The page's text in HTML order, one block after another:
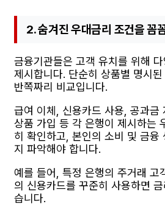
2. 숨겨진 우대금리 조건을 꼼
금융기관들은 고객 유치를 위해
제시합니다. 단순히 상품별 명시
반쪽짜리 비교입니다.
급여 이체, 신용카드 사용, 공과금
상품 가입 등 각 은행이 제시하는
히 확인하고, 본인의 소비 및 금융
지 파악해야 합니다.
예를 들어, 특정 은행의 주거래 고
의 신용카드를 꾸준히 사용하면
습니다.